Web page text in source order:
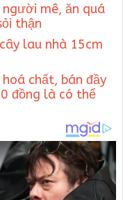
người mê, ăn quá
thận
lau nhà 15cm
chất, bán đầy
đồng là có thể